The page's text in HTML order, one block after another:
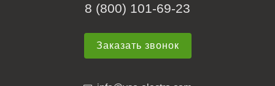
8 (800) 101-69-23
Заказать звонок